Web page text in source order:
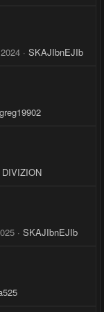
SKAJIbnEJIb
greg19902
DIVIZION
SKAJIbnEJIb